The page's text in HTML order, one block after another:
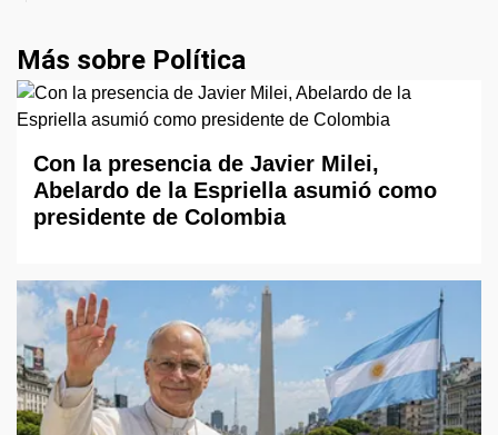
Más sobre Política
Con la presencia de Javier Milei,
Abelardo de la Espriella asumió como
presidente de Colombia